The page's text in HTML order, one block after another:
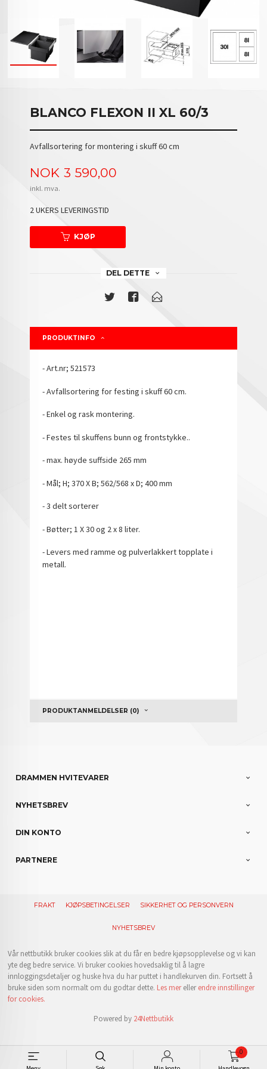
0
BLANCO FLEXON II XL 60/3
Avfallsortering for montering i skuff 60 cm
Pris
NOK 3 590,00
inkl. mva.
2 UKERS LEVERINGSTID
KJØP
DEL DETTE
PRODUKTINFO
- Art.nr; 521573
- Avfallsortering for festing i skuff 60 cm.
- Enkel og rask montering.
- Festes til skuffens bunn og frontstykke..
- max. høyde suffside 265 mm
- Mål; H; 370 X B; 562/568 x D; 400 mm
- 3 delt sorterer
- Bøtter; 1 X 30 og 2 x 8 liter.
- Levers med ramme og pulverlakkert topplate i
metall.
PRODUKTANMELDELSER (0)
DRAMMEN HVITEVARER
NYHETSBREV
DIN KONTO
PARTNERE
FRAKT KJØPSBETINGELSER SIKKERHET OG PERSONVERN
NYHETSBREV
Vår nettbutikk bruker cookies slik at du får en bedre kjøpsopplevelse og vi kan
yte deg bedre service. Vi bruker cookies hovedsaklig til å lagre
innloggingsdetaljer og huske hva du har puttet i handlekurven din. Fortsett å
bruke siden som normalt om du godtar dette. Les merellerendre innstillinger
for cookies.
Powered by 24Nettbutikk